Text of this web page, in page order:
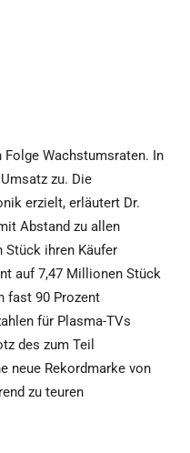
Wachstumsraten. In
zu. Die
erzielt, erläutert Dr.
Abstand zu allen
Stück ihren Käufer
auf 7,47 Millionen Stück
fast 90 Prozent
für Plasma-TVs
des zum Teil
neue Rekordmarke von
zu teuren